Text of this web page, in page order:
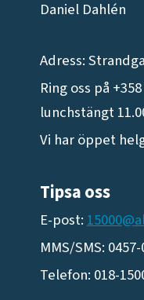
Daniel Dahlén
Adress:
Ring oss på
lunchstängt
Vi har öppet
Tipsa oss
E-post:
MMS/SMS:
Telefon: 018-